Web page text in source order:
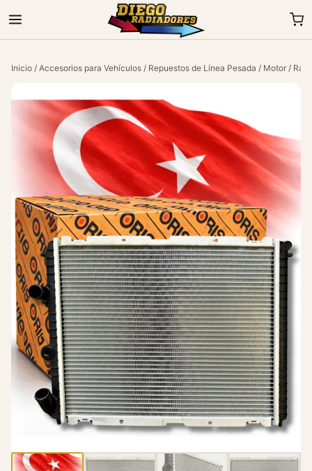
Inicio / Accesorios para Vehículos / Repuestos de Línea Pesada / Motor /